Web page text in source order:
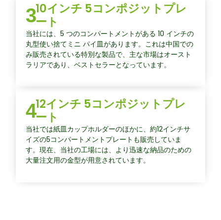
310インチ 5コンポジットプレ
ート
当社には、5 つのコンパートメントがある 10 インチの
丸型使い捨てミニ パイ皿があります。これは中国での
み販売されている特別な製品で、主な市場はオースト
ラリアであり、ベストセラーとなっています。
412インチ 5コンポジットプレ
ート
当社では紙皿カップホルダーのほかに、約12インチサ
イズの5コンパートメントプレートも販売していま
す。現在、当社の工場には、より迅速な納品のための
大量注文用の金型が用意されています。